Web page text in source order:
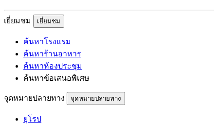
เยี่ยมชม เยี่ยมชม
ค้นหาโรงแรม
ค้นหาร้านอาหาร
ค้นหาห้องประชุม
ค้นหาข้อเสนอพิเศษ
จุดหมายปลายทาง จุดหมายปลายทาง
ยุโรป